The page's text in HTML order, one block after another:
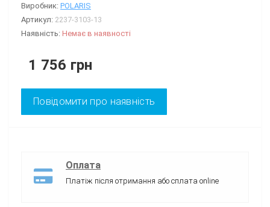
Виробник: POLARIS
Артикул: 2237-3103-13
Наявність: Немає в наявності
1 756 грн
Повідомити про наявність
Оплата
Платіж після отримання або сплата online